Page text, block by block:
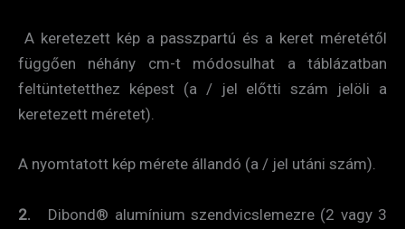
A keretezett kép a passzpartú és a keret méretétől
függően néhány cm-t módosulhat a táblázatban
feltüntetetthez képest (a / jel előtti szám jelöli a
keretezett méretet).
A nyomtatott kép mérete állandó (a / jel utáni szám).
2. Dibond® alumínium szendvicslemezre (2 vagy 3